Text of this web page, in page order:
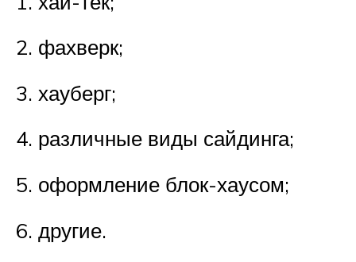
фахверк;
хауберг;
различные виды сайдинга;
оформление блок-хаусом;
другие.